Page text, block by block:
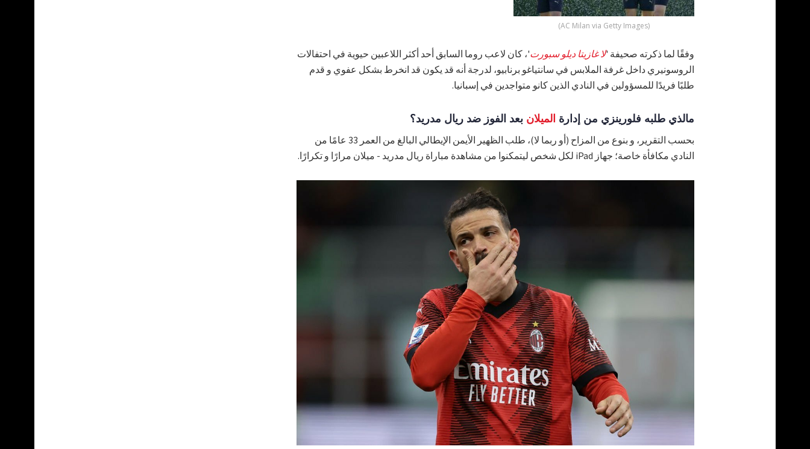
(AC Milan via Getty Images)
وفقًا لما ذكرته صحيفة 'لا غازيتا ديلو سبورت'، كان لاعب روما السابق أحد أكثر اللاعبين حيوية في احتفالات
الروسونيري داخل غرفة الملابس في سانتياغو برنابيو، لدرجة أنه قد يكون قد انخرط بشكل عفوي و قدم
طلبًا فريدًا للمسؤولين في النادي الذين كانو متواجدين في إسبانيا.
مالذي طلبه فلورينزي من إدارة الميلان بعد الفوز ضد ريال مدريد؟
بحسب التقرير، و بنوع من المزاح (أو ربما لا)، طلب الظهير الأيمن الإيطالي البالغ من العمر 33 عامًا من
النادي مكافأة خاصة؛ جهاز iPad لكل شخص ليتمكنوا من مشاهدة مباراة ريال مدريد - ميلان مرارًا و تكرارًا.